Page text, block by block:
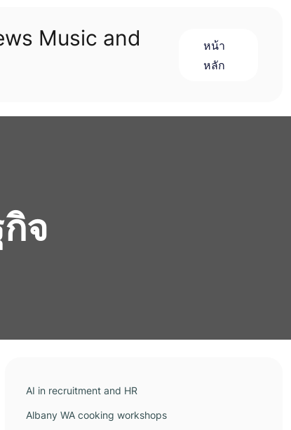
Music and
หน้า
หลัก
จ
AI in recruitment and HR
Albany WA cooking workshops